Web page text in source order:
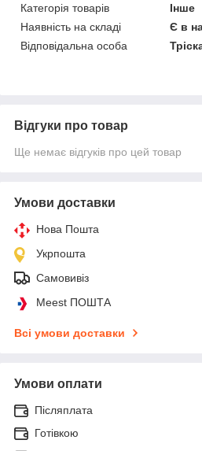
Категорія товарів
Інше
Наявність на складі
Є в
Відповідальна особа
Відгуки про товар
Ще немає відгуків про цей товар
Умови доставки
Нова Пошта
Укрпошта
Самовивіз
Meest ПОШТА
Всі умови доставки
Умови оплати
Післяплата
Готівкою